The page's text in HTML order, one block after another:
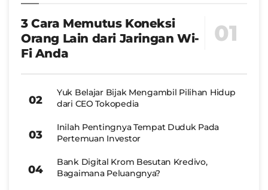
3 Cara Memutus Koneksi
Orang Lain dari Jaringan Wi-
Fi Anda
Yuk Belajar Bijak Mengambil Pilihan Hidup
dari CEO Tokopedia
Inilah Pentingnya Tempat Duduk Pada
Pertemuan Investor
Bank Digital Krom Besutan Kredivo,
Bagaimana Peluangnya?